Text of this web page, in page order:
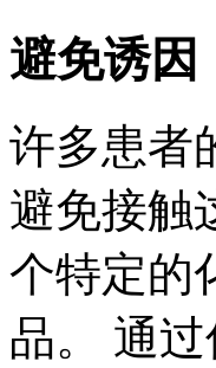
避免诱因
许多患者
避免接触
个特定的
品。 通